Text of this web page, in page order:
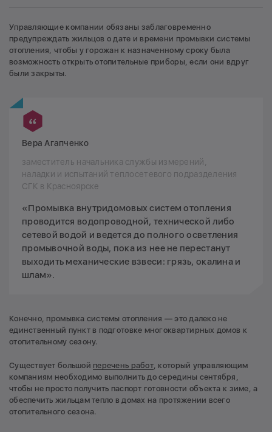
Управляющие компании обязаны заблаговременно
предупреждать жильцов о дате и времени промывки системы
отопления, чтобы у горожан к назначенному сроку была
возможность открыть отопительные приборы, если они вдруг
были закрыты.
Вера Агапченко
заместитель начальника службы измерений,
наладки и испытаний теплосетевого подразделения
СГК в Красноярске
«Промывка внутридомовых систем отопления
проводится водопроводной, технической либо
сетевой водой и ведется до полного осветления
промывочной воды, пока из нее не перестанут
выходить механические взвеси: грязь, окалина и
шлам».
Конечно, промывка системы отопления — это далеко не
единственный пункт в подготовке многоквартирных домов к
отопительному сезону.
Существует большой перечень работ, который управляющим
компаниям необходимо выполнить до середины сентября,
чтобы не просто получить паспорт готовности объекта к зиме, а
обеспечить жильцам тепло в домах на протяжении всего
отопительного сезона.